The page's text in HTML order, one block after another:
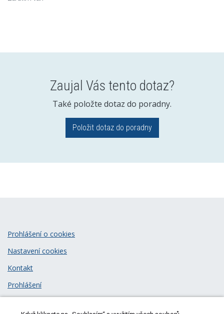
Zaujal Vás tento dotaz?
Také položte dotaz do poradny.
Položit dotaz do poradny
Prohlášení o cookies
Nastavení cookies
Kontakt
Prohlášení